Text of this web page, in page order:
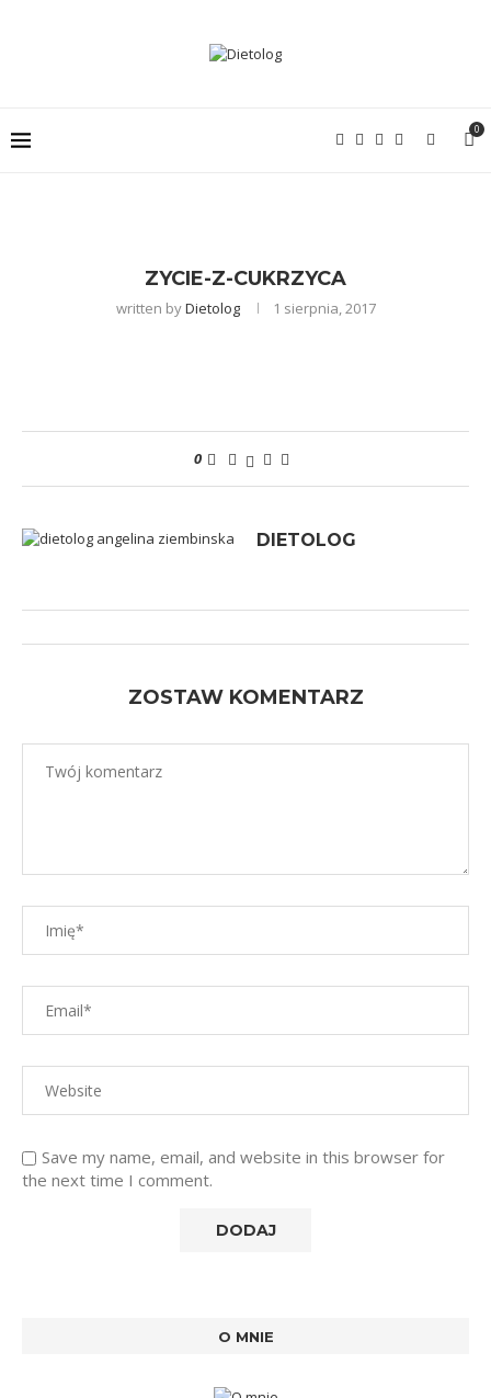
0
ZYCIE-Z-CUKRZYCA
written byDietolog 1 sierpnia, 2017
0
DIETOLOG
ZOSTAW KOMENTARZ
Save my name, email, and website in this browser for
the next time I comment.
O MNIE